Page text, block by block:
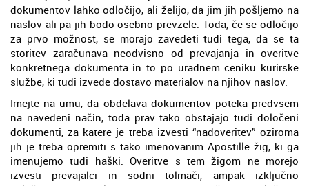
dokumentov lahko odločijo, ali želijo, da jim jih pošljemo na
naslov ali pa jih bodo osebno prevzele. Toda, če se odločijo
za prvo možnost, se morajo zavedeti tudi tega, da se ta
storitev zaračunava neodvisno od prevajanja in overitve
konkretnega dokumenta in to po uradnem ceniku kurirske
službe, ki tudi izvede dostavo materialov na njihov naslov.
Imejte na umu, da obdelava dokumentov poteka predvsem
na navedeni način, toda prav tako obstajajo tudi določeni
dokumenti, za katere je treba izvesti “nadoveritev” oziroma
jih je treba opremiti s tako imenovanim Apostille žig, ki ga
imenujemo tudi haški. Overitve s tem žigom ne morejo
izvesti prevajalci in sodni tolmači, ampak izključno